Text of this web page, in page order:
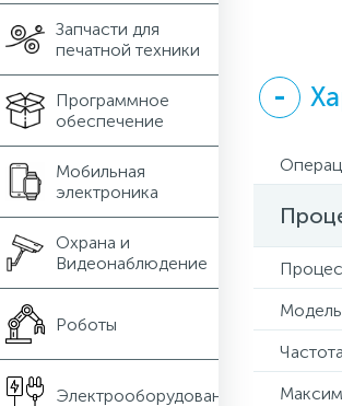
Запчасти для
печатной техники
Программное
обеспечение
Мобильная
электроника
Охрана и
Видеонаблюдение
Роботы
Электрооборудование